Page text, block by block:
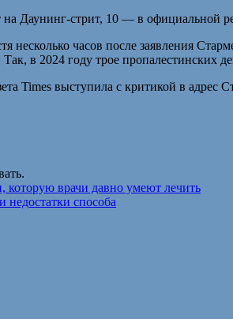
Даунинг-стрит, 10 — в официальной
часов после заявления
в 2024 году трое
Times выступила с критикой в адрес
врачи давно умеют лечить
недостатки способа